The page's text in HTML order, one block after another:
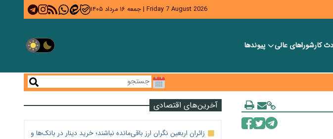
Friday 7 August 2026
| جمعه ۱۶ مرداد ۱۴۰۵
کارشورا‎های عالی پیوندها
آخرین‌های اقتصادی
زائران اربعین نگران ارز باقی‌مانده نباشند؛ خرید دینار در بانک‌ها و